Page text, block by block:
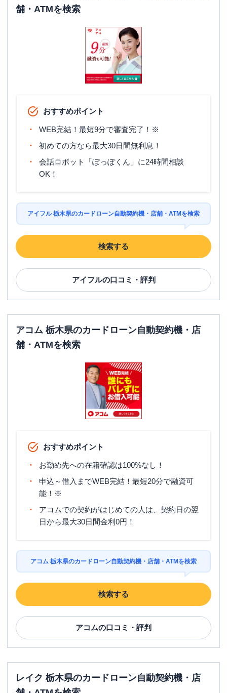
舗・ATMを検索
おすすめポイント
WEB完結！最短9分で審査完了！※
初めての方なら最大30日間無利息！
会話ロボット「ぽっぽくん」に24時間相談
OK！
アイフル 栃木県のカードローン自動契約機・店舗・ATMを検索
検索する
アイフルの口コミ・評判
アコム 栃木県のカードローン自動契約機・店
舗・ATMを検索
おすすめポイント
お勤め先への在籍確認は100%なし！
申込～借入までWEB完結！最短20分で融資可
能！※
アコムでの契約がはじめての人は、契約日の翌
日から最大30日間金利0円！
アコム 栃木県のカードローン自動契約機・店舗・ATMを検索
検索する
アコムの口コミ・評判
レイク 栃木県のカードローン自動契約機・店